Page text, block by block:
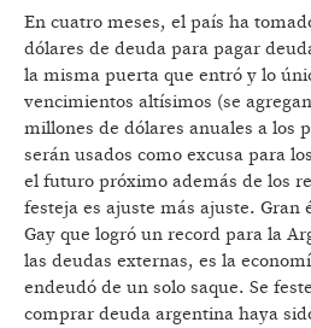
En cuatro meses, el país ha
dólares de deuda para pagar
la misma puerta que entró y lo
vencimientos altísimos (se
millones de dólares anuales a los
serán usados como excusa para
el futuro próximo además de los
festeja es ajuste más ajuste.
Gay que logró un record para la
las deudas externas, es la
endeudó de un solo saque. Se
comprar deuda argentina haya